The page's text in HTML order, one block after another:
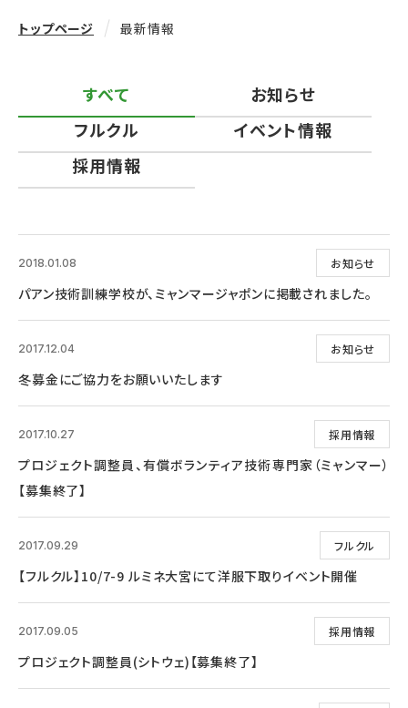
トップページ 最新情報
すべて
お知らせ
フルクル
イベント情報
採用情報
お知らせ
2018.01.08
パアン技術訓練学校が、ミャンマージャポンに掲載されました。
お知らせ
2017.12.04
冬募金にご協力をお願いいたします
採用情報
2017.10.27
プロジェクト調整員、有償ボランティア技術専門家（ミャンマー）
【募集終了】
フルクル
2017.09.29
【フルクル】10/7-9 ルミネ大宮にて洋服下取りイベント開催
採用情報
2017.09.05
プロジェクト調整員(シトウェ)【募集終了】